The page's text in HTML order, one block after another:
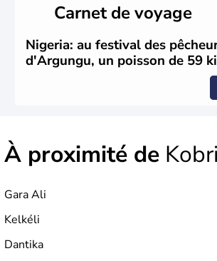
Carnet de voyage
Nigeria: au festival des
d'Argungu, un poisson de 59
À proximité de Kobri
Gara Ali
Kelkéli
Dantika